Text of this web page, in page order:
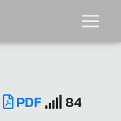
PDF 84